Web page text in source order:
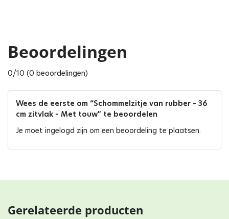
Beoordelingen
0/10 (0 beoordelingen)
Wees de eerste om “Schommelzitje van rubber – 36
cm zitvlak – Met touw” te beoordelen
Je moet ingelogd zijn om een beoordeling te plaatsen.
Gerelateerde producten